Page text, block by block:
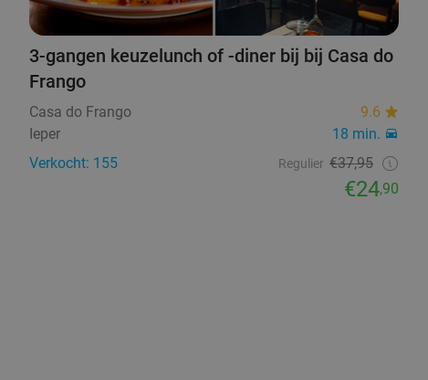
3-gangen keuzelunch of -diner bij bij Casa do
Frango
Casa do Frango
9.6
Ieper
18 min.
Verkocht: 155
Regulier €37,95
€24,90